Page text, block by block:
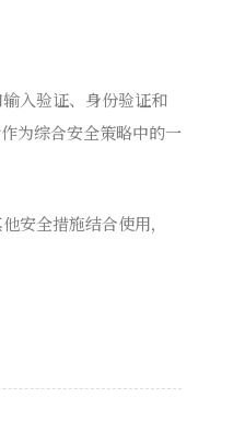
入验证、身份验证和
为综合安全策略中的一
安全措施结合使用，